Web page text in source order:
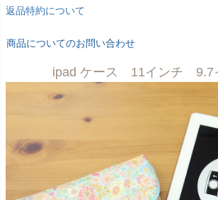
返品特約について
商品についてのお問い合わせ
ipad ケース 11インチ 9.7